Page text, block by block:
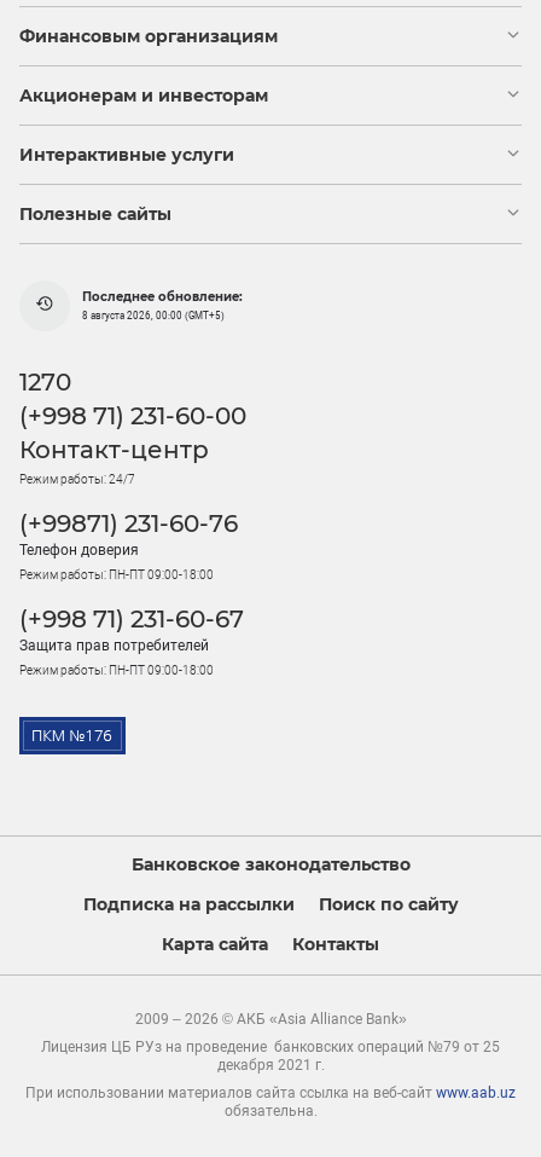
Финансовым организациям
Акционерам и инвесторам
Интерактивные услуги
Полезные сайты
Последнее обновление:
8 августа 2026, 00:00 (GMT+5)
1270
(+998 71) 231-60-00
Контакт-центр
Режим работы: 24/7
(+99871) 231-60-76
Телефон доверия
Режим работы: ПН-ПТ 09:00-18:00
(+998 71) 231-60-67
Защита прав потребителей
Режим работы: ПН-ПТ 09:00-18:00
Банковское законодательство
Подписка на рассылки
Поиск по сайту
Карта сайта
Контакты
2009 – 2026 © АКБ «Asia Alliance Bank»
Лицензия ЦБ РУз на проведение банковских операций №79 от 25
декабря 2021 г.
При использовании материалов сайта ссылка на веб-сайт www.aab.uz
обязательна.